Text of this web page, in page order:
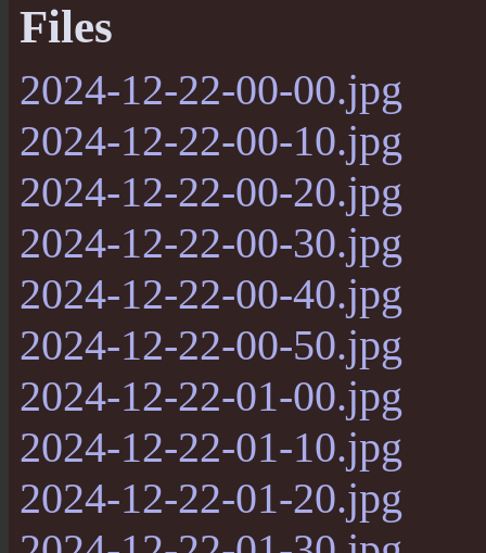
Files
2024-12-22-00-00.jpg
2024-12-22-00-10.jpg
2024-12-22-00-20.jpg
2024-12-22-00-30.jpg
2024-12-22-00-40.jpg
2024-12-22-00-50.jpg
2024-12-22-01-00.jpg
2024-12-22-01-10.jpg
2024-12-22-01-20.jpg